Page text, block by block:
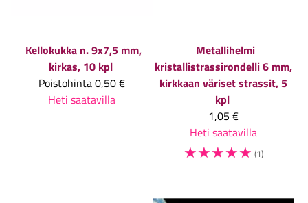
Kellokukka n. 9x7,5 mm,
kirkas, 10 kpl
Poistohinta0,50 €
Heti saatavilla
Metallihelmi
kristallistrassirondelli 6 mm,
kirkkaan väriset strassit, 5
kpl
1,05 €
Heti saatavilla
☆☆☆☆☆ (1)